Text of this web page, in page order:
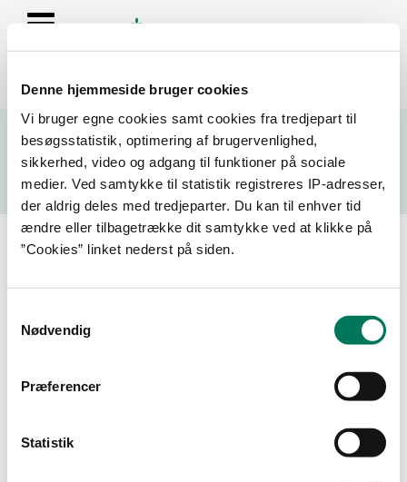
Denne hjemmeside bruger cookies
Vi bruger egne cookies samt cookies fra tredjepart til
besøgsstatistik, optimering af brugervenlighed,
sikkerhed, video og adgang til funktioner på sociale
medier. Ved samtykke til statistik registreres IP-adresser,
der aldrig deles med tredjeparter. Du kan til enhver tid
ændre eller tilbagetrække dit samtykke ved at klikke på
”Cookies” linket nederst på siden.
Nødvendig
Præferencer
Statistik
Se resultater fra fødevarekontrollen og virksomhedernes seneste
fire kontrolrapporter
Søg
Søg på adresse, postnummer, by, firmanavn
Resultater for "østerly"
Filtrer din søgning
Type